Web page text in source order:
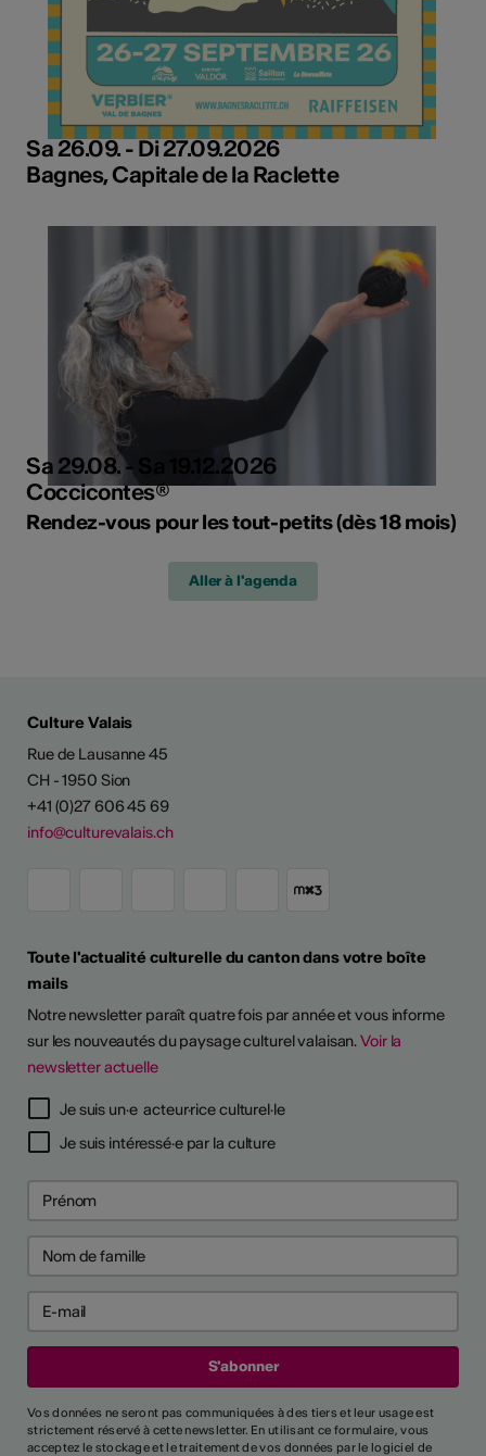
Sa 26.09. - Di 27.09.2026
Bagnes, Capitale de la Raclette
Sa 29.08. - Sa 19.12.2026
Coccicontes®
Rendez-vous pour les tout-petits (dès 18 mois)
Aller à l'agenda
Culture Valais
Rue de Lausanne 45
CH - 1950 Sion
+41 (0)27 606 45 69
info@culturevalais.ch
Toute l'actualité culturelle du canton dans votre boîte
mails
Notre newsletter paraît quatre fois par année et vous informe
sur les nouveautés du paysage culturel valaisan.Voir la
newsletter actuelle
Je suis un·e acteur·rice culturel·le
Je suis intéressé·e par la culture
Vos données ne seront pas communiquées à des tiers et leur usage est
strictement réservé à cette newsletter. En utilisant ce formulaire, vous
acceptez le stockage et le traitement de vos données par le logiciel de